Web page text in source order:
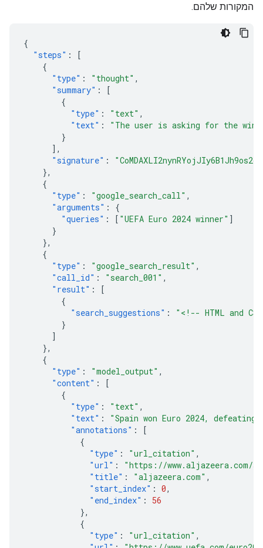
המקורות שלהם.
{
"steps" :
[
{
"type" : "thought" ,
"summary" :
[
{
"type" : "text" ,
"text" :
"The user is asking for the
}
],
"signature" :
},
{
"type" : "google_search_call" ,
"arguments" :
{
"queries" : [ "UEFA Euro 2024 winner" ]
}
},
{
"type" : "google_search_result" ,
"call_id" : "search_001" ,
"result" :
[
{
"search_suggestions" :
"<!-- HTML and
}
]
},
{
"type" : "model_output" ,
"content" :
[
{
"type" : "text" ,
"text" :
"Spain won Euro 2024,
"annotations" :
[
{
"type" : "url_citation" ,
"url" :
"https://www.aljazeera.com/
"title" : "aljazeera.com" ,
"start_index" : 0,
"end_index" :
56
},
{
"type" : "url_citation" ,